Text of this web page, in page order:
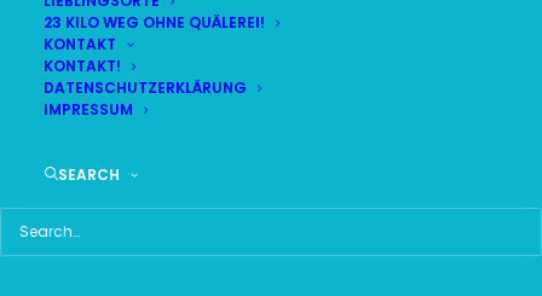
23 KILO WEG OHNE QUÄLEREI!
KONTAKT
KONTAKT!
DATENSCHUTZERKLÄRUNG
IMPRESSUM
SEARCH
HAUPTMENÜ
SCHEIDER STARTSEITE
UKRAINE WAR DAY-COUNTER
TERMINE